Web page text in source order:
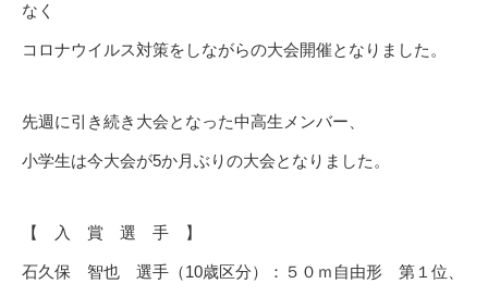
なく
コロナウイルス対策をしながらの大会開催となりました。
先週に引き続き大会となった中高生メンバー、
小学生は今大会が5か月ぶりの大会となりました。
【 入 賞 選 手 】
石久保 智也 選手（10歳区分）：５０ｍ自由形 第１位、